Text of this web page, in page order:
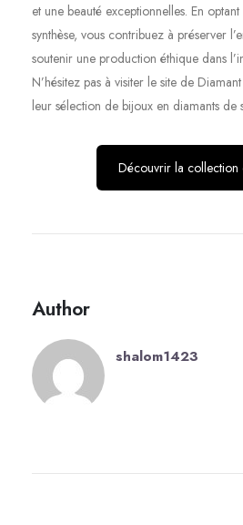
et une beauté exceptionnelles. En
synthèse, vous contribuez à préserver
soutenir une production éthique dans
N’hésitez pas à visiter le site de
leur sélection de bijoux en diamants de
Découvrir la collection
Author
shalom1423